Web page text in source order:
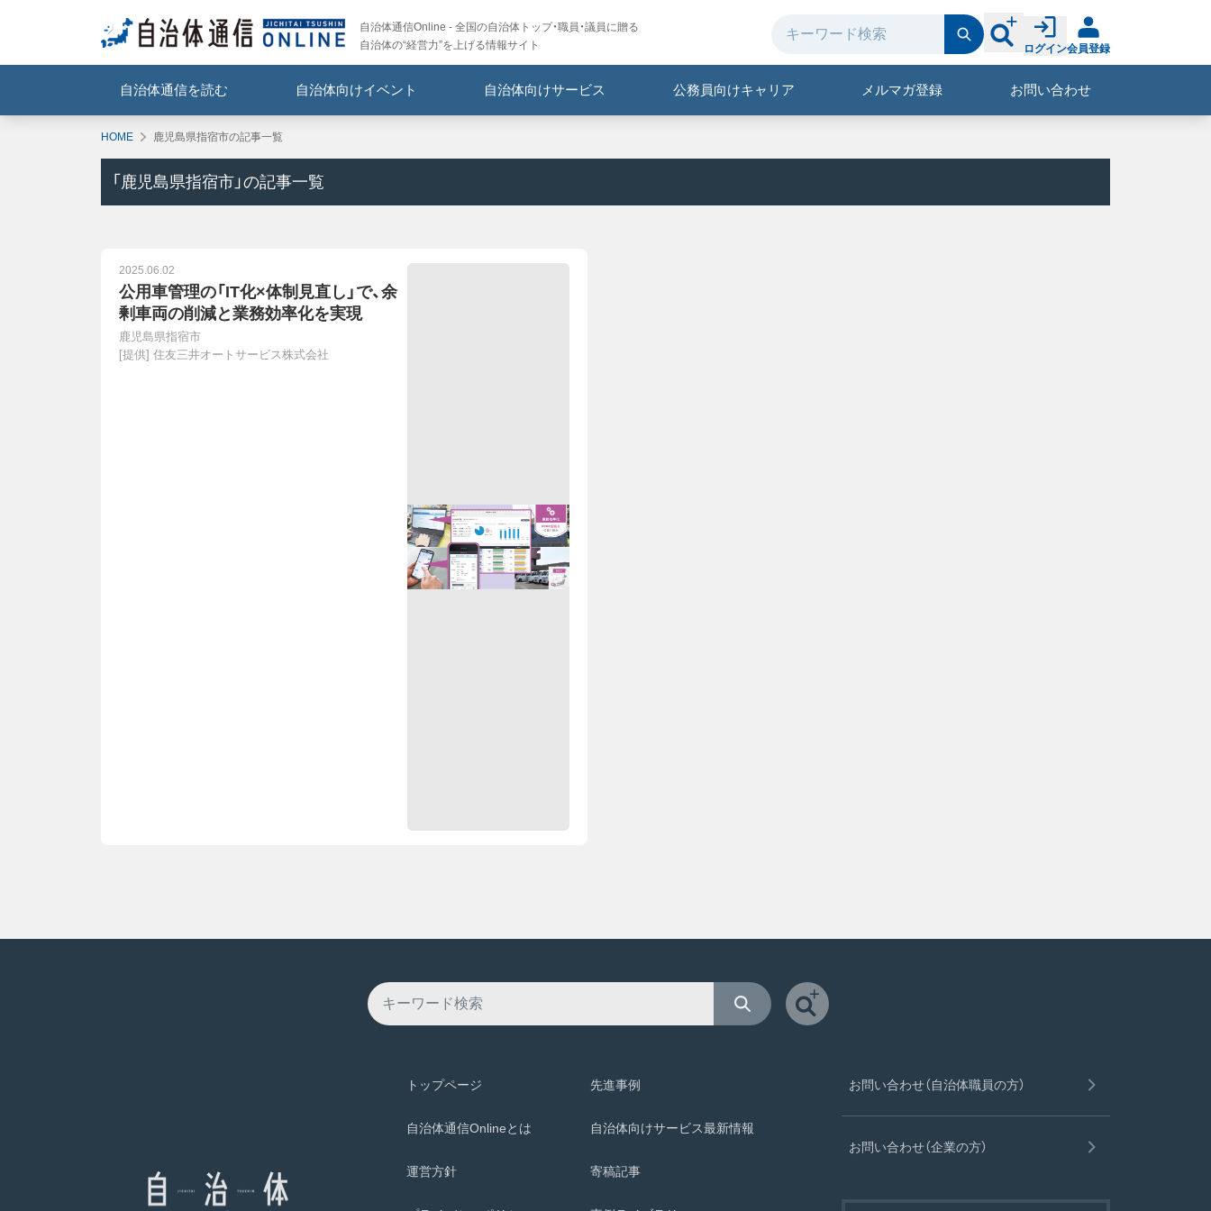
自治体通信Online - 全国の自治体トップ・職員・議員に贈る
自治体の“経営力”を上げる情報サイト
ログイン会員登録
自治体通信を読む 自治体向けイベント 自治体向けサービス 公務員向けキャリア メルマガ登録 お問い合わせ
HOME 鹿児島県指宿市の記事一覧
「 鹿児島県指宿市 」の記事一覧
2025.06.02
公用車管理の「IT化×体制見直し」で、余
剰車両の削減と業務効率化を実現
鹿児島県指宿市
[提供] 住友三井オートサービス株式会社
トップページ
自治体通信Onlineとは
運営方針
先進事例
自治体向けサービス最新情報
寄稿記事
お問い合わせ（自治体職員の方）
お問い合わせ（企業の方）